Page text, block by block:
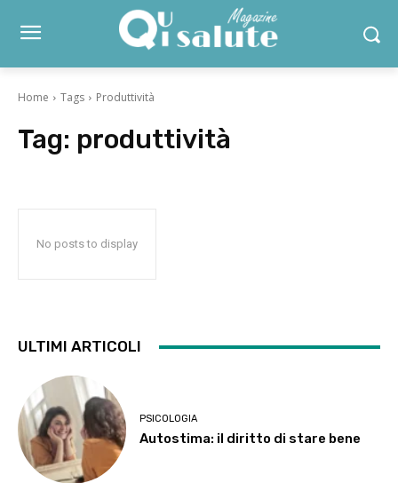
Home Tags Produttività
Tag: produttività
No posts to display
ULTIMI ARTICOLI
PSICOLOGIA
Autostima: il diritto di stare bene